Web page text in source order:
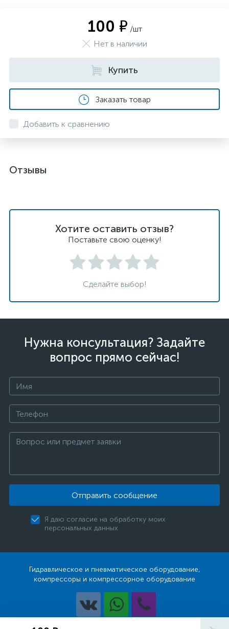
100 ₽ /шт
Нет в наличии
Купить
Заказать товар
Добавить к сравнению
Отзывы
Хотите оставить отзыв?
Поставьте свою оценку!
Сделайте выбор!
Нужна консультация? Задайте
вопрос прямо сейчас!
Отправить сообщение
Я даю согласие на обработку моих
персональных данных
Гидравлическое и пневматическое оборудование,
компрессоры и компрессорное оборудование